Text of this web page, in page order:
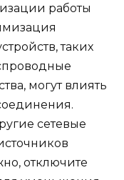
работы
таких
могут влиять
сетевые
отключите